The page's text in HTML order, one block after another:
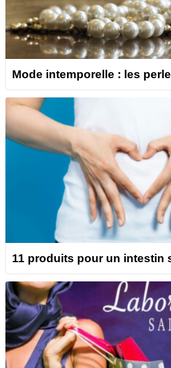
Mode intemporelle : les
11 produits pour un intestin